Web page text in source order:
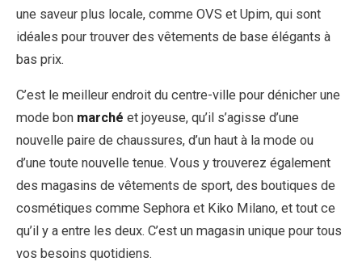
une saveur plus locale, comme OVS et Upim, qui sont
idéales pour trouver des vêtements de base élégants à
bas prix.
C’est le meilleur endroit du centre-ville pour dénicher une
mode bon marché et joyeuse, qu’il s’agisse d’une
nouvelle paire de chaussures, d’un haut à la mode ou
d’une toute nouvelle tenue. Vous y trouverez également
des magasins de vêtements de sport, des boutiques de
cosmétiques comme Sephora et Kiko Milano, et tout ce
qu’il y a entre les deux. C’est un magasin unique pour tous
vos besoins quotidiens.